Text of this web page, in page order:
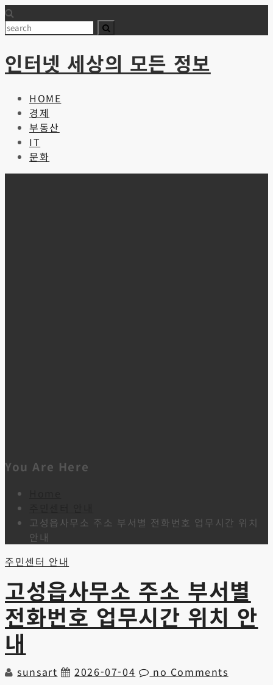
Skip
to
Search
인터넷 세상의 모든 정보
HOME
경제
부동산
IT
문화
You Are Here
고성읍사무소 주소 부서별 전화번호 업무시간 위치
안내
주민센터 안내
고성읍사무소 주소 부서별
전화번호 업무시간 위치 안
내
sunsart 2026-07-04
no Comments